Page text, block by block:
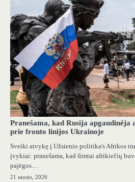
Pranešama, kad Rusija
prie fronto linijos Ukrainoje
Sveiki atvykę į Užsienio politika's Afrikos
įvykiai: pranešama, kad šimtai afrikiečių
pajėgos…
21 sausio, 2026